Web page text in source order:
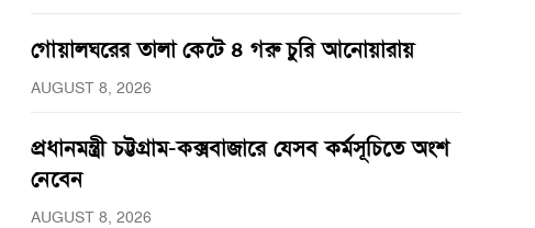
গোয়ালঘরের তালা কেটে ৪ গরু চুরি আনোয়ারায়
AUGUST 8, 2026
প্রধানমন্ত্রী চট্টগ্রাম-কক্সবাজারে যেসব কর্মসূচিতে অংশ
নেবেন
AUGUST 8, 2026